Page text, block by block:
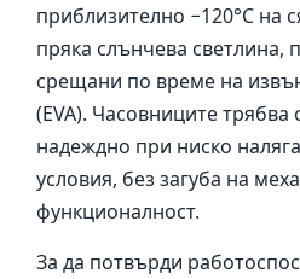
приблизително −120°C на
пряка слънчева светлина,
срещани по време на
(EVA). Часовниците
надеждно при ниско
условия, без загуба на
функционалност.
За да потвърди